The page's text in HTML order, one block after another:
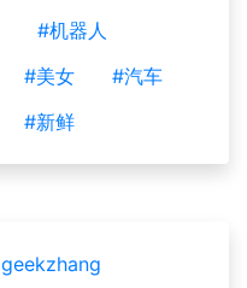
#机器人
#美女
#汽车
#新鲜
geekzhang